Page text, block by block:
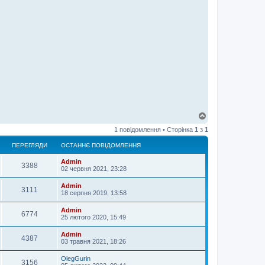
г
о
1 повідомлення • Сторінка 1 з 1
ПЕРЕГЛЯДИ ОСТАННЄ ПОВІДОМЛЕННЯ
3388
Admin
02 червня 2021, 23:28
3111
Admin
18 серпня 2019, 13:58
6774
Admin
25 лютого 2020, 15:49
4387
Admin
03 травня 2021, 18:26
3156
OlegGurin